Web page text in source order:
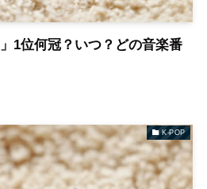
1位何冠？いつ？どの音楽番
K-POP